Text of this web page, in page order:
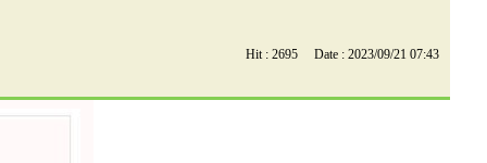
Hit : 2695 Date : 2023/09/21 07:43